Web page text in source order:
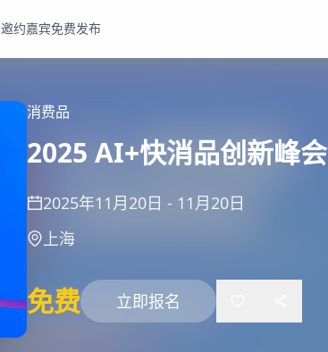
邀约嘉宾免费发布
消费品
2025 AI+快消品创新峰会
2025年11月20日 - 11月20日
上海
免费 立即报名